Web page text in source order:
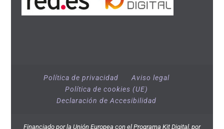
Política de privacidad
Aviso legal
Política de cookies (UE)
Declaración de Accesibilidad
Financiado por la Unión Europea con el Programa Kit Digital, por